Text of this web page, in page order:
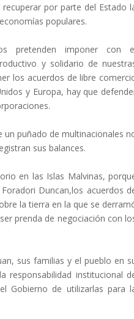
por parte del Estado
populares.
pretenden imponer con
y solidario de
los acuerdos de libre
y Europa, hay que
puñado de multinacionales
sus balances.
en las Islas Malvinas,
Duncan,los acuerdos
la tierra en la que se
prenda de negociación con
sus familias y el pueblo en
responsabilidad institucional
Gobierno de utilizarlas para